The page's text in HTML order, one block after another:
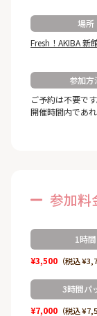
場所
Fresh！AKIBA 新
参加方
ご予約は不要で
開催時間内であ
参加料
1時間
¥3,500（税込
3時間パ
¥7,000（税込